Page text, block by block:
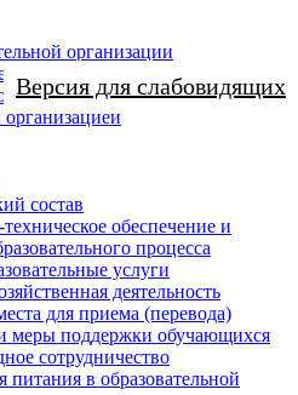
организации
управления
организацией
состав
обеспечение и
процесса
услуги
деятельность
для приема (перевода)
меры поддержки обучающихся
сотрудничество
питания в образовательной
Версия для слабовидящих